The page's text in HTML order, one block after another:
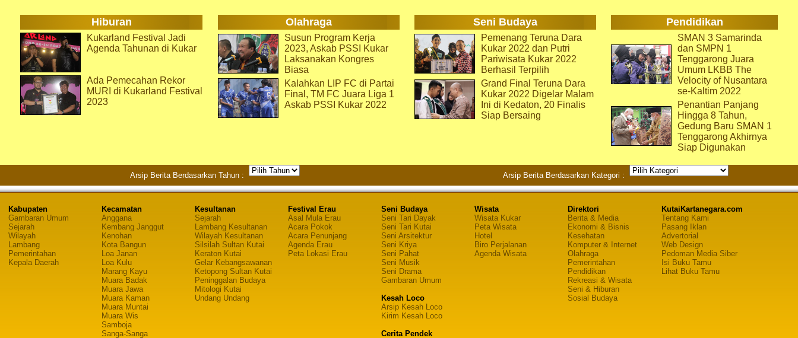
Hiburan Olahraga Seni Budaya Pendidikan
Kukarland Festival Jadi
Agenda Tahunan di Kukar
Ada Pemecahan Rekor
MURI di Kukarland Festival
2023
Susun Program Kerja
2023, Askab PSSI Kukar
Laksanakan Kongres
Biasa
Kalahkan LIP FC di Partai
Final, TM FC Juara Liga 1
Askab PSSI Kukar 2022
Pemenang Teruna Dara
Kukar 2022 dan Putri
Pariwisata Kukar 2022
Berhasil Terpilih
Grand Final Teruna Dara
Kukar 2022 Digelar Malam
Ini di Kedaton, 20 Finalis
Siap Bersaing
SMAN 3 Samarinda
dan SMPN 1
Tenggarong Juara
Umum LKBB The
Velocity of Nusantara
se-Kaltim 2022
Penantian Panjang
Hingga 8 Tahun,
Gedung Baru SMAN 1
Tenggarong Akhirnya
Siap Digunakan
Arsip Berita Berdasarkan Tahun : Arsip Berita Berdasarkan Kategori :
Kabupaten
Gambaran Umum
Sejarah
Wilayah
Lambang
Pemerintahan
Kepala Daerah
Kecamatan
Anggana
Kembang Janggut
Kenohan
Kota Bangun
Loa Janan
Loa Kulu
Marang Kayu
Muara Badak
Muara Jawa
Muara Kaman
Muara Muntai
Muara Wis
Samboja
Sanga-Sanga
Kesultanan
Sejarah
Lambang Kesultanan
Wilayah Kesultanan
Silsilah Sultan Kutai
Keraton Kutai
Gelar Kebangsawanan
Ketopong Sultan Kutai
Peninggalan Budaya
Mitologi Kutai
Undang Undang
Festival Erau
Asal Mula Erau
Acara Pokok
Acara Penunjang
Agenda Erau
Peta Lokasi Erau
Seni Budaya
Seni Tari Dayak
Seni Tari Kutai
Seni Arsitektur
Seni Kriya
Seni Pahat
Seni Musik
Seni Drama
Gambaran Umum
Kesah Loco
Arsip Kesah Loco
Kirim Kesah Loco
Cerita Pendek
Wisata
Wisata Kukar
Peta Wisata
Hotel
Biro Perjalanan
Agenda Wisata
Direktori
Berita & Media
Ekonomi & Bisnis
Kesehatan
Komputer & Internet
Olahraga
Pemerintahan
Pendidikan
Rekreasi & Wisata
Seni & Hiburan
Sosial Budaya
KutaiKartanegara.com
Tentang Kami
Pasang Iklan
Advertorial
Web Design
Pedoman Media Siber
Isi Buku Tamu
Lihat Buku Tamu